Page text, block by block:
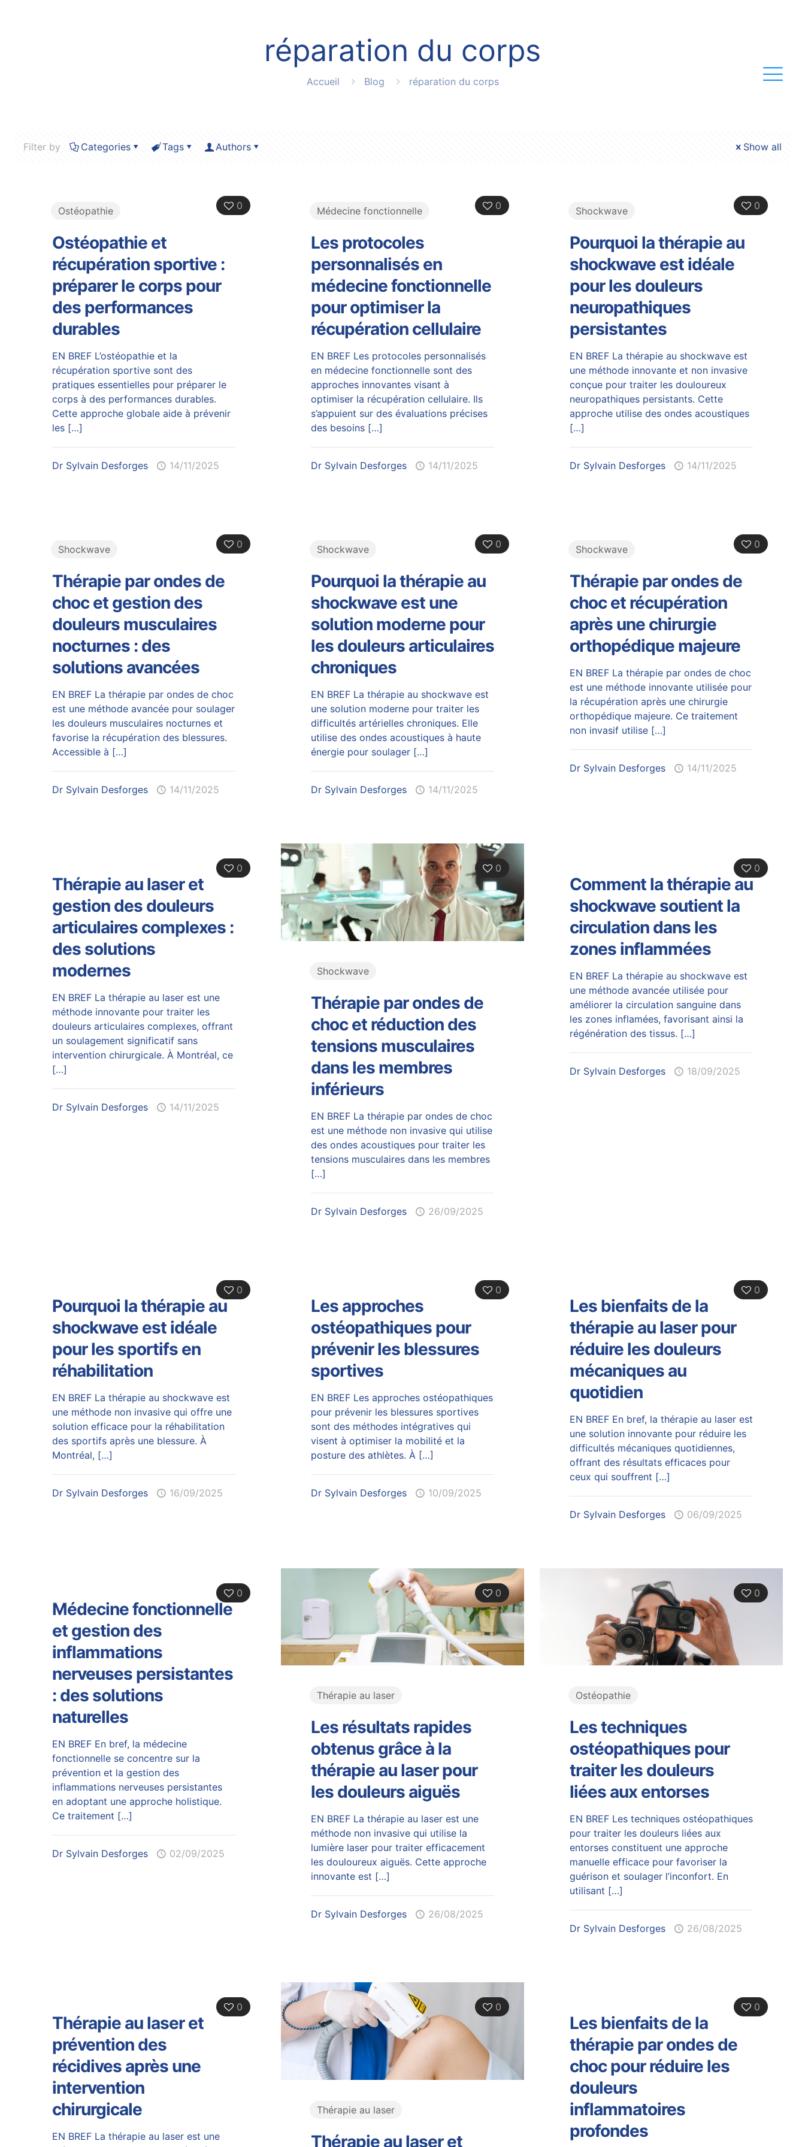
réparation du corps
Accueil Blog réparation du corps
Filter by Categories Tags Authors Show all
0
Ostéopathie
Ostéopathie et
récupération sportive :
préparer le corps pour
des performances
durables
EN BREF L’ostéopathie et la
récupération sportive sont des
pratiques essentielles pour préparer le
corps à des performances durables.
Cette approche globale aide à prévenir
les[…]
Dr Sylvain Desforges 14/11/2025
0
Médecine fonctionnelle
Les protocoles
personnalisés en
médecine fonctionnelle
pour optimiser la
récupération cellulaire
EN BREF Les protocoles personnalisés
en médecine fonctionnelle sont des
approches innovantes visant à
optimiser la récupération cellulaire. Ils
s’appuient sur des évaluations précises
des besoins[…]
Dr Sylvain Desforges 14/11/2025
0
Shockwave
Pourquoi la thérapie au
shockwave est idéale
pour les douleurs
neuropathiques
persistantes
EN BREF La thérapie au shockwave est
une méthode innovante et non invasive
conçue pour traiter les douloureux
neuropathiques persistants. Cette
approche utilise des ondes acoustiques
[…]
Dr Sylvain Desforges 14/11/2025
0
Shockwave
Thérapie par ondes de
choc et gestion des
douleurs musculaires
nocturnes : des
solutions avancées
EN BREF La thérapie par ondes de choc
est une méthode avancée pour soulager
les douleurs musculaires nocturnes et
favorise la récupération des blessures.
Accessible à […]
Dr Sylvain Desforges 14/11/2025
0
Shockwave
Pourquoi la thérapie au
shockwave est une
solution moderne pour
les douleurs articulaires
chroniques
EN BREF La thérapie au shockwave est
une solution moderne pour traiter les
difficultés artérielles chroniques. Elle
utilise des ondes acoustiques à haute
énergie pour soulager[…]
Dr Sylvain Desforges 14/11/2025
0
Shockwave
Thérapie par ondes de
choc et récupération
après une chirurgie
orthopédique majeure
EN BREF La thérapie par ondes de choc
est une méthode innovante utilisée pour
la récupération après une chirurgie
orthopédique majeure. Ce traitement
non invasif utilise[…]
Dr Sylvain Desforges 14/11/2025
0
Thérapie au laser et
gestion des douleurs
articulaires complexes :
des solutions
modernes
EN BREF La thérapie au laser est une
méthode innovante pour traiter les
douleurs articulaires complexes, offrant
un soulagement significatif sans
intervention chirurgicale. À Montréal, ce
[…]
Dr Sylvain Desforges 14/11/2025
0
Shockwave
Thérapie par ondes de
choc et réduction des
tensions musculaires
dans les membres
inférieurs
EN BREF La thérapie par ondes de choc
est une méthode non invasive qui utilise
des ondes acoustiques pour traiter les
tensions musculaires dans les membres
[…]
Dr Sylvain Desforges 26/09/2025
0
Comment la thérapie au
shockwave soutient la
circulation dans les
zones inflammées
EN BREF La thérapie au shockwave est
une méthode avancée utilisée pour
améliorer la circulation sanguine dans
les zones inflamées, favorisant ainsi la
régénération des tissus. […]
Dr Sylvain Desforges 18/09/2025
0
Pourquoi la thérapie au
shockwave est idéale
pour les sportifs en
réhabilitation
EN BREF La thérapie au shockwave est
une méthode non invasive qui offre une
solution efficace pour la réhabilitation
des sportifs après une blessure. À
Montréal, […]
Dr Sylvain Desforges 16/09/2025
0
Les approches
ostéopathiques pour
prévenir les blessures
sportives
EN BREF Les approches ostéopathiques
pour prévenir les blessures sportives
sont des méthodes intégratives qui
visent à optimiser la mobilité et la
posture des athlètes. À […]
Dr Sylvain Desforges 10/09/2025
0
Les bienfaits de la
thérapie au laser pour
réduire les douleurs
mécaniques au
quotidien
EN BREF En bref, la thérapie au laser est
une solution innovante pour réduire les
difficultés mécaniques quotidiennes,
offrant des résultats efficaces pour
ceux qui souffrent […]
Dr Sylvain Desforges 06/09/2025
0
Médecine fonctionnelle
et gestion des
inflammations
nerveuses persistantes
: des solutions
naturelles
EN BREF En bref, la médecine
fonctionnelle se concentre sur la
prévention et la gestion des
inflammations nerveuses persistantes
en adoptant une approche holistique.
Ce traitement […]
Dr Sylvain Desforges 02/09/2025
0
Thérapie au laser
Les résultats rapides
obtenus grâce à la
thérapie au laser pour
les douleurs aiguës
EN BREF La thérapie au laser est une
méthode non invasive qui utilise la
lumière laser pour traiter efficacement
les douloureux aiguës. Cette approche
innovante est […]
Dr Sylvain Desforges 26/08/2025
0
Ostéopathie
Les techniques
ostéopathiques pour
traiter les douleurs
liées aux entorses
EN BREF Les techniques ostéopathiques
pour traiter les douleurs liées aux
entorses constituent une approche
manuelle efficace pour favoriser la
guérison et soulager l’inconfort. En
utilisant […]
Dr Sylvain Desforges 26/08/2025
0
Thérapie au laser et
prévention des
récidives après une
intervention
chirurgicale
EN BREF La thérapie au laser est une
0
Thérapie au laser
Thérapie au laser et
0
Les bienfaits de la
thérapie par ondes de
choc pour réduire les
douleurs
inflammatoires
profondes